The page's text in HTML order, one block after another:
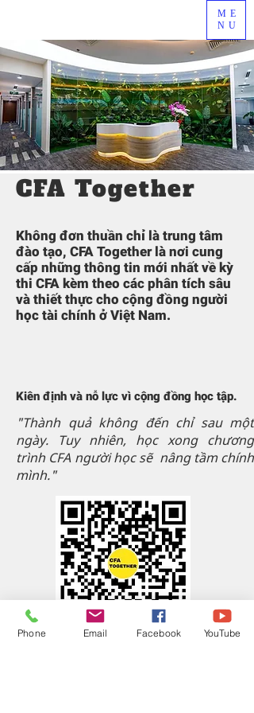
ME
NU
CFA Together
Không đơn thuần chỉ là trung tâm
đào tạo, CFA Together là nơi cung
cấp những thông tin mới nhất về kỳ
thi CFA kèm theo các phân tích sâu
và thiết thực cho cộng đồng người
học tài chính ở Việt Nam.
Kiên định và nỗ lực vì cộng đồng học tập.
"Thành quả không đến chỉ sau một
ngày. Tuy nhiên, học xong chương
trình CFA người học sẽ nâng tầm chính
mình."
Phone Email Facebook YouTube